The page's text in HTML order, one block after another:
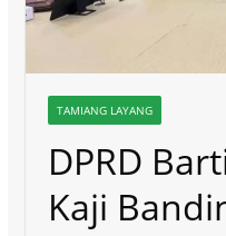
TAMIANG LAYANG
DPRD
Kaji